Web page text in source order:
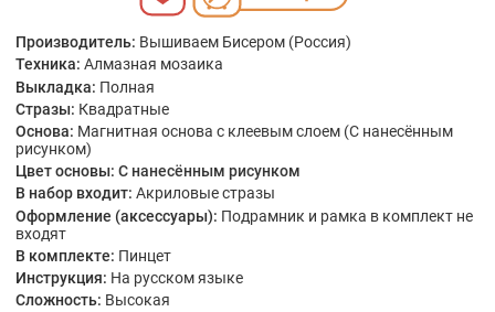
Производитель: Вышиваем Бисером (Россия)
Техника: Алмазная мозаика
Выкладка: Полная
Стразы: Квадратные
Основа: Магнитная основа с клеевым слоем (С нанесённым
рисунком)
Цвет основы: С нанесённым рисунком
В набор входит: Акриловые стразы
Оформление (аксессуары): Подрамник и рамка в комплект не
входят
В комплекте: Пинцет
Инструкция: На русском языке
Сложность: Высокая